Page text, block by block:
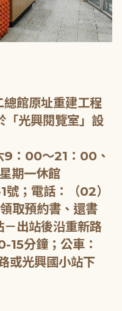
館原址重建工程
「光興閱覽室」設
9：00～21：00、
期一休館
；電話：（02）
取預約書、還書
出站後沿重新路
15分鐘；公車：
或光興國小站下